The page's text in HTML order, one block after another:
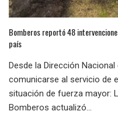
Bomberos reportó 48
país
Desde la Dirección
comunicarse al servicio de
situación de fuerza mayor:
Bomberos actualizó...